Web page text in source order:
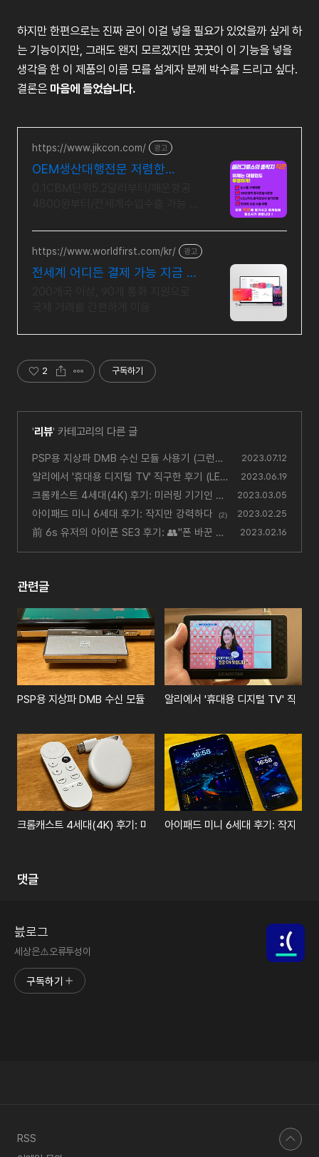
하지만 한편으로는 진짜 굳이 이걸 넣을 필요가 있었을까 싶게 하
는 기능이지만, 그래도 왠지 모르겠지만 꿋꿋이 이 기능을 넣을
생각을 한 이 제품의 이름 모를 설계자 분께 박수를 드리고 싶다.
결론은 마음에 들었습니다.
https://www.jikcon.com/ 광고
OEM생산대행전문 저렴한
터 /해운항공1KG 4800원부터
https://www.worldfirst.com/kr/ 광고
전세계 어디든 결제 가능 지금 가
2 구독하기
'리뷰' 카테고리의 다른 글
PSP용 지상파 DMB 수신 모듈 사용기 (그런데
지금은 2023년)
(7)
2023.07.12
알리에서 '휴대용 디지털 TV' 직구한 후기 (LEA
DSTAR D5)
(6)
2023.06.19
크롬캐스트 4세대(4K) 후기: 미러링 기기인 척
하는 셋톱박스
(0)
2023.03.05
아이패드 미니 6세대 후기: 작지만 강력하다 (2) 2023.02.25
前 6s 유저의 아이폰 SE3 후기: 👥"폰 바꾼 거
2023.02.16
관련글
PSP용 지상파 DMB 수신 모듈 사용기 (그런데 지금은 2023년)
알리에서 '휴대용 디지털 TV' 직구
크롬캐스트 4세대(4K) 후기: 미러링 기기인 척하는 셋톱박스
아이패드 미니 6세대 후기: 작지만
댓글
븘로그
세상은⚠️오류투성이
구독하기
RSS